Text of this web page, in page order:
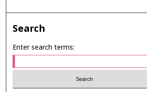
Search
Enter search terms: